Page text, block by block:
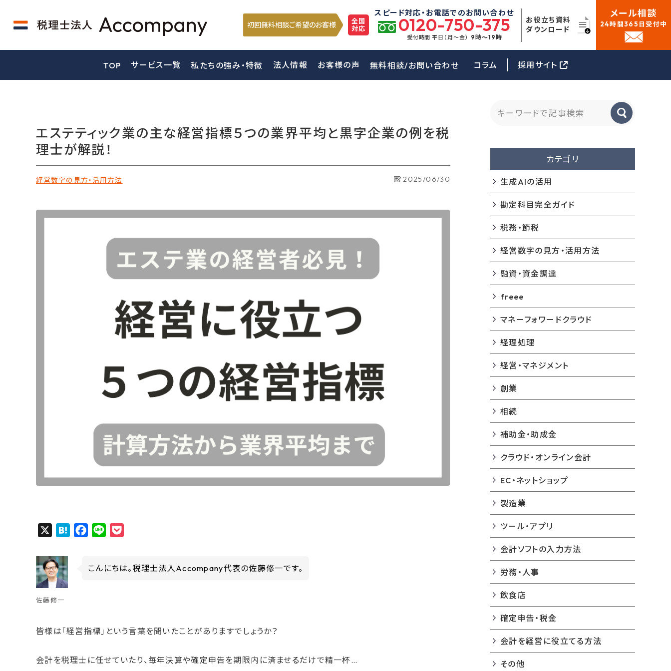
初回無料相談ご希望のお客様
全国
対応
スピード対応・お電話でのお問い合わせ
0120-750-375
受付時間 平日（月〜金） 9時〜19時
お役立ち資料
ダウンロード
メール相談
24時間365日受付中
TOP サービス一覧 私たちの強み・特徴 法人情報 お客様の声 無料相談/お問い合わせ コラム 採用サイト
エステティック業の主な経営指標５つの業界平均と黒字企業の例を税
理士が解説！
経営数字の見方・活用方法 2025/06/30
H
e
k
e
k
佐藤修一
こんにちは。税理士法人Accompany代表の佐藤修一です。
皆様は「経営指標」という言葉を聞いたことがありますでしょうか？
会計を税理士に任せていたり、毎年決算や確定申告を期限内に済ませるだけで精一杯…
カテゴリ
生成AIの活用
勘定科目完全ガイド
税務・節税
経営数字の見方・活用方法
融資・資金調達
freee
マネーフォワードクラウド
経理処理
経営・マネジメント
創業
相続
補助金・助成金
クラウド・オンライン会計
EC・ネットショップ
製造業
ツール・アプリ
会計ソフトの入力方法
労務・人事
飲食店
確定申告・税金
会計を経営に役立てる方法
その他